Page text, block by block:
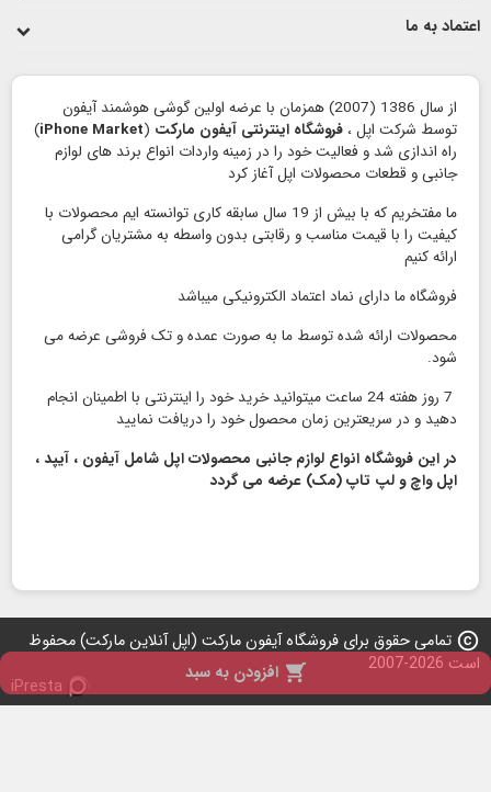
 افزودن به سبد
اعتماد به ما
از سال 1386 (2007) همزمان با عرضه اولین گوشی هوشمند آیفون
توسط شرکت اپل ، فروشگاه اینترنتی آیفون مارکت (
iPhone Market
)
راه اندازی شد و فعالیت خود را در زمینه واردات انواع برند های لوازم
جانبی و قطعات محصولات اپل آغاز کرد
ما مفتخریم که با بیش از 19 سال سابقه کاری توانسته ایم محصولات با
کیفیت را با قیمت مناسب و رقابتی بدون واسطه به مشتریان گرامی
ارائه کنیم
فروشگاه ما دارای نماد اعتماد الكترونیكی میباشد
محصولات ارائه شده توسط ما به صورت عمده و تک فروشی عرضه می
شود.
7 روز هفته 24 ساعت میتوانید خرید خود را اینترنتی با اطمینان انجام
دهید و در سریعترین زمان محصول خود را دریافت نمایید
در این فروشگاه انواع لوازم جانبی محصولات اپل شامل آیفون ، آیپد ،
اپل واچ و لپ تاپ (مک) عرضه می گردد
copyright تمامی حقوق برای فروشگاه آیفون مارکت (اپل آنلاین مارکت) محفوظ
است 2026-2007
iPresta